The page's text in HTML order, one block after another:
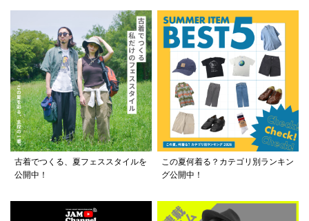
古着でつくる、夏フェススタイルを
公開中！
この夏何着る？カテゴリ別ランキン
グ公開中！